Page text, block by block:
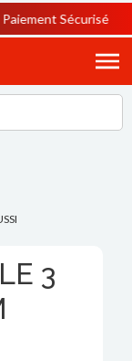
Sécurisé
3